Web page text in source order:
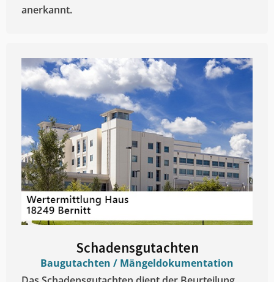
anerkannt.
Schadensgutachten
Baugutachten / Mängeldokumentation